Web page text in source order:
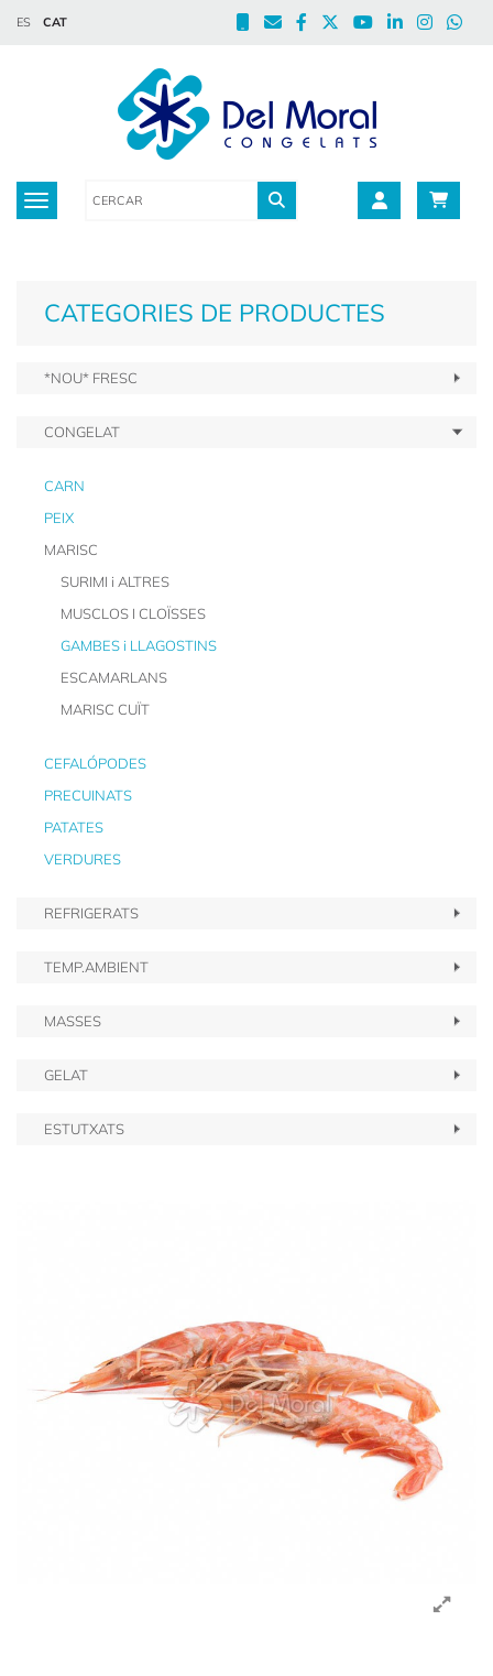
ES CAT
Toggle navigation
CATEGORIES DE PRODUCTES
*NOU* FRESC
CONGELAT
CARN
PEIX
MARISC
SURIMI i ALTRES
MUSCLOS I CLOÏSSES
GAMBES i LLAGOSTINS
ESCAMARLANS
MARISC CUÏT
CEFALÓPODES
PRECUINATS
PATATES
VERDURES
REFRIGERATS
TEMP.AMBIENT
MASSES
GELAT
ESTUTXATS